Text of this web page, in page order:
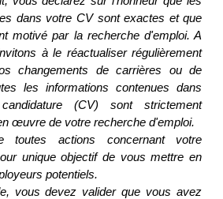
dans votre CV sont exactes et que
motivé par la recherche d'emploi. A
à le réactualiser régulièrement
changements de carrières ou de
les informations contenues dans
(CV) sont strictement
œuvre de votre recherche d'emploi.
actions concernant votre
unique objectif de vous mettre en
potentiels.
vous devez valider que vous avez